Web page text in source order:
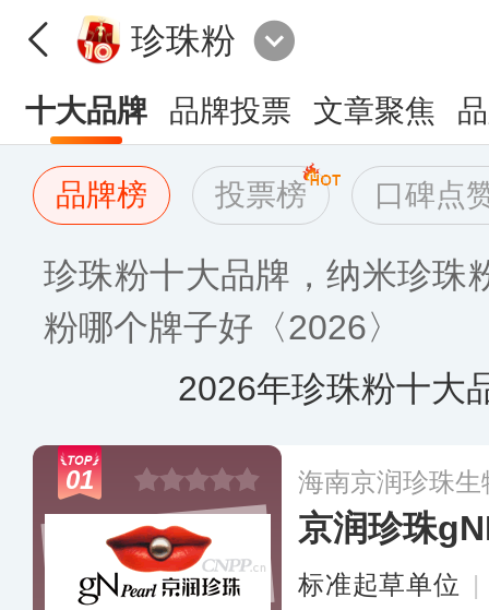
珍珠粉
十大品牌 品牌投票 文章聚焦
品牌榜 投票榜 口碑点
珍珠粉十大品牌，纳米珍珠
粉哪个牌子好〈2026〉
2026年珍珠粉十大
01 海南京润珍珠
京润珍珠
标准起草单位 |